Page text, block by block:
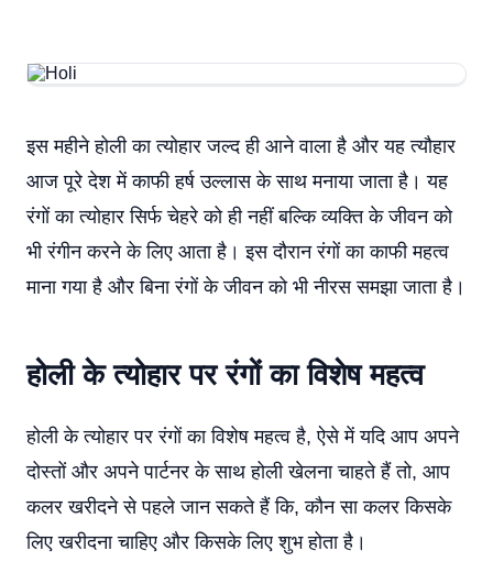
इस महीने होली का त्योहार जल्द ही आने वाला है और यह त्यौहार
आज पूरे देश में काफी हर्ष उल्लास के साथ मनाया जाता है। यह
रंगों का त्योहार सिर्फ चेहरे को ही नहीं बल्कि व्यक्ति के जीवन को
भी रंगीन करने के लिए आता है। इस दौरान रंगों का काफी महत्व
माना गया है और बिना रंगों के जीवन को भी नीरस समझा जाता है।
होली के त्योहार पर रंगों का विशेष महत्व
होली के त्योहार पर रंगों का विशेष महत्व है, ऐसे में यदि आप अपने
दोस्तों और अपने पार्टनर के साथ होली खेलना चाहते हैं तो, आप
कलर खरीदने से पहले जान सकते हैं कि, कौन सा कलर किसके
लिए खरीदना चाहिए और किसके लिए शुभ होता है।